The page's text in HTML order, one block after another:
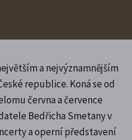
a nejvýznamnějším
republice. Koná se od
června a července
Bedřicha Smetany v
a operní představení